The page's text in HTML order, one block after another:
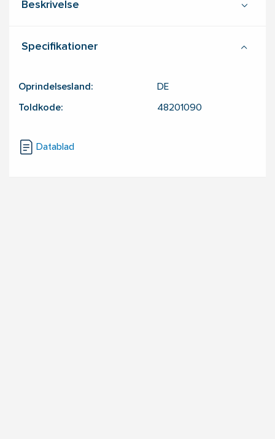
Beskrivelse
Specifikationer
Oprindelsesland: DE
Toldkode: 48201090
Datablad